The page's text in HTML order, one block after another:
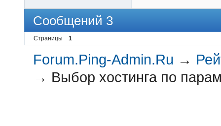
Сообщений 3
Страницы 1
Forum.Ping-Admin.Ru →
→ Выбор хостинга по